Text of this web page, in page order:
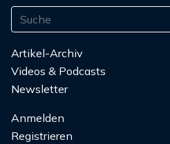
Artikel-Archiv
Videos & Podcasts
Newsletter
Anmelden
Registrieren